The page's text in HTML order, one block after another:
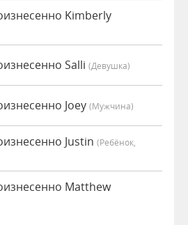
Kimberly
Salli (девушка)
Joey (мужчина)
Justin (Ребёнок,
Matthew